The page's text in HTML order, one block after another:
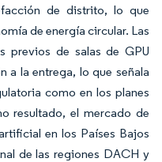
de distrito, lo que
de energía circular. Las
previos de salas de GPU
a la entrega, lo que señala
como en los planes
resultado, el mercado de
en los Países Bajos
de las regiones DACH y